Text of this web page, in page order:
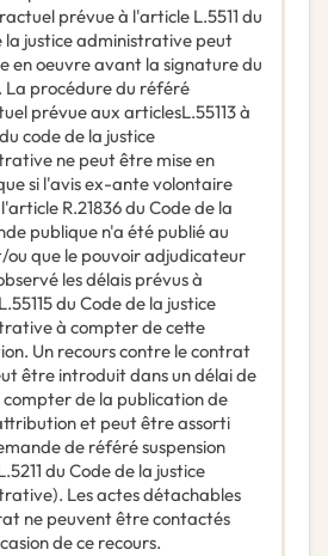
prévue à l'article L.5511 du
la justice administrative peut
en oeuvre avant la signature du
La procédure du référé
prévue aux articlesL.55113 à
code de la justice
ne peut être mise en
si l'avis ex-ante volontaire
R.21836 du Code de la
publique n'a été publié au
ou que le pouvoir adjudicateur
les délais prévus à
du Code de la justice
à compter de cette
Un recours contre le contrat
être introduit dans un délai de
compter de la publication de
et peut être assorti
de référé suspension
du Code de la justice
Les actes détachables
ne peuvent être contactés
de ce recours.